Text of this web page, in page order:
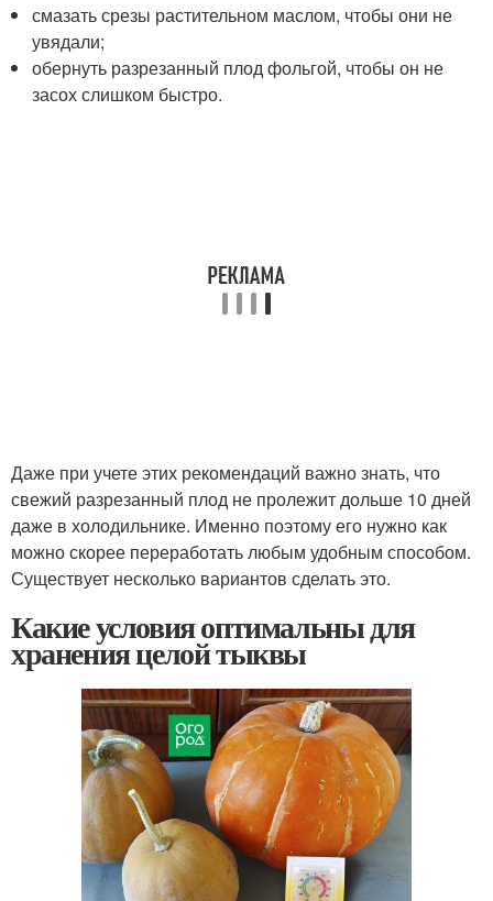
смазать срезы растительном маслом, чтобы они не
увядали;
обернуть разрезанный плод фольгой, чтобы он не
засох слишком быстро.
Даже при учете этих рекомендаций важно знать, что
свежий разрезанный плод не пролежит дольше 10 дней
даже в холодильнике. Именно поэтому его нужно как
можно скорее переработать любым удобным способом.
Существует несколько вариантов сделать это.
Какие условия оптимальны для
хранения целой тыквы